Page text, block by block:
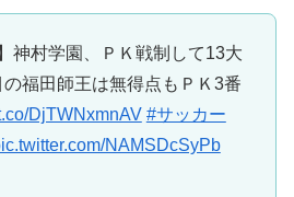
】神村学園、ＰＫ戦制して13大
福田師王は無得点もＰＫ3番
DjTWNxmnAV #サッカー
NAMSDcSyPb